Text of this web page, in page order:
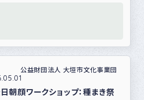
公益財団法人 大垣市文化事業団
朝顔ワークショップ：種まき祭